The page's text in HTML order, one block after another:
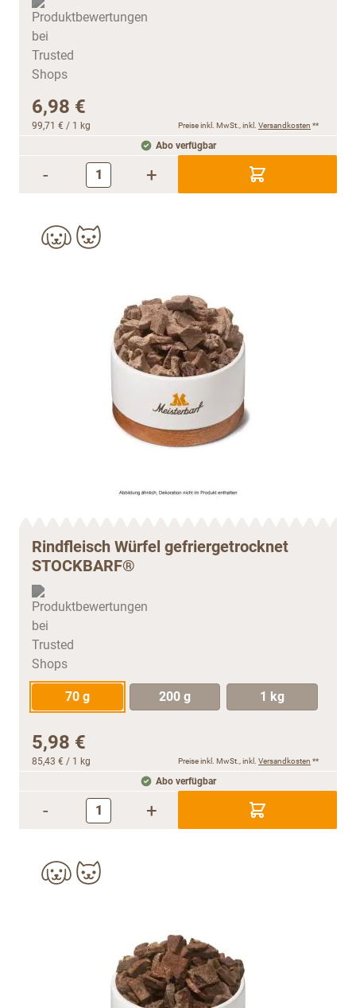
6,98 €
99,71 € / 1 kg Preise inkl. MwSt., inkl. Versandkosten **
Abo verfügbar
- +
Rindfleisch Würfel gefriergetrocknet
STOCKBARF®
70 g 200 g 1 kg
5,98 €
85,43 € / 1 kg Preise inkl. MwSt., inkl. Versandkosten **
Abo verfügbar
- +